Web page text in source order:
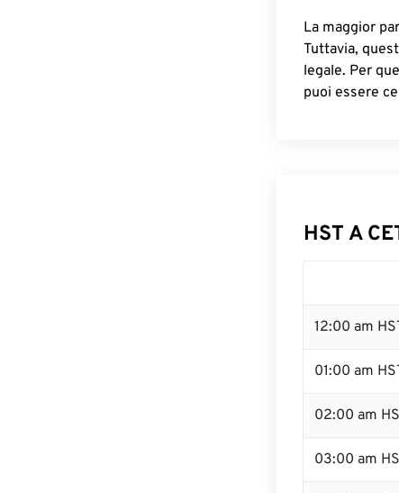
La maggior
Tuttavia,
legale. Per
puoi essere
HST A
12:00 am
01:00 am
02:00 am
03:00 am